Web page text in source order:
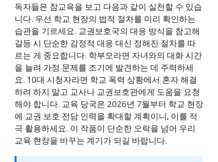
독자들은 참교육을 보고 다음과 같이 실천할 수 있습
니다. 우선 학교 현장의 법적 절차를 미리 확인하는
습관을 기르세요. 교권보호국의 대응 방식을 참고해
갈등 시 단순한 감정적 대응 대신 정해진 절차를 따
르는 게 중요합니다. 학부모라면 자녀와의 대화 시간
을 늘려 가정 문제를 조기에 발견하는 데 주력하세
요. 10대 시청자라면 학교 폭력 상황에서 혼자 해결
하려 하지 말고 교사나 교권보호관에게 도움을 요청
해야 합니다. 교육 당국은 2026년 7월부터 학교 현장
에 교권 보호 전담 인력을 확대할 계획이니, 이를 적
극 활용하세요. 이 작품이 단순한 오락을 넘어 우리
교육 현장을 바꾸는 계기가 되길 바랍니다.